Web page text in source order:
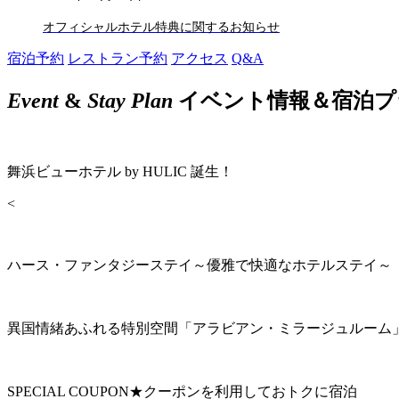
オフィシャルホテル特典に関するお知らせ
宿泊予約 レストラン予約 アクセス Q&A
Event& Stay Plan イベント情報＆宿泊
舞浜ビューホテル by HULIC 誕生！
<
ハース・ファンタジーステイ～優雅で快適なホテルステイ～
異国情緒あふれる特別空間「アラビアン・ミラージュルーム
SPECIAL COUPON★クーポンを利用しておトクに宿泊